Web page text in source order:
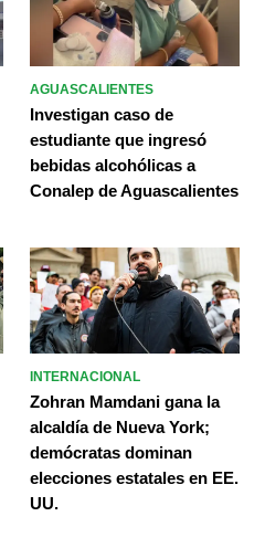
AGUASCALIENTES
Investigan caso de
estudiante que ingresó
bebidas alcohólicas a
Conalep de Aguascalientes
INTERNACIONAL
Zohran Mamdani gana la
alcaldía de Nueva York;
demócratas dominan
elecciones estatales en EE.
UU.